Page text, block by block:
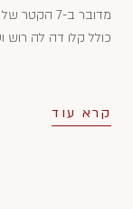
מדובר ב-7
כולל קלו דה לה
קרא עוד